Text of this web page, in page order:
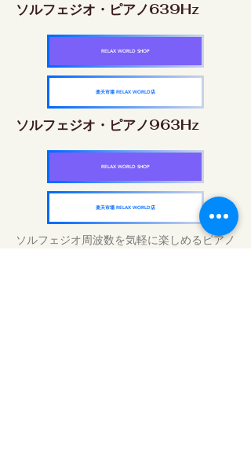
ソルフェジオ・ピアノ639Hz
RELAX WORLD SHOP
楽天市場 RELAX WORLD店
ソルフェジオ・ピアノ963Hz
RELAX WORLD SHOP
楽天市場 RELAX WORLD店
ソルフェジオ周波数を気軽に楽しめるピアノ